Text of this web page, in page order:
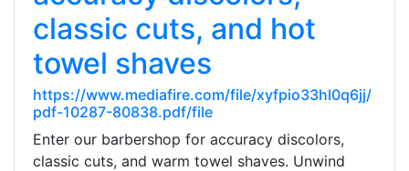
classic cuts, and hot
towel shaves
https://www.mediafire.com/file/xyfpio33hl0q6jj/
pdf-10287-80838.pdf/file
Enter our barbershop for accuracy discolors,
classic cuts, and warm towel shaves. Unwind